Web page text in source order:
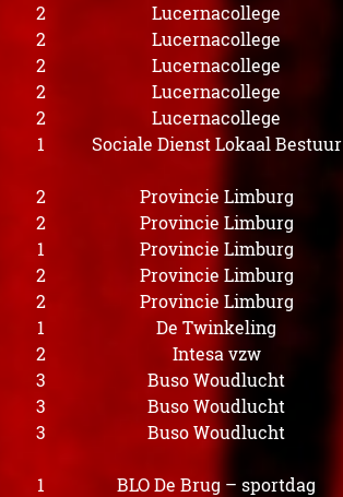
2 Lucernacollege
2 Lucernacollege
2 Lucernacollege
2 Lucernacollege
2 Lucernacollege
1 Sociale Dienst Lokaal Bestuur
2 Provincie Limburg
2 Provincie Limburg
1 Provincie Limburg
2 Provincie Limburg
2 Provincie Limburg
1 De Twinkeling
2 Intesa vzw
3 Buso Woudlucht
3 Buso Woudlucht
3 Buso Woudlucht
1 BLO De Brug – sportdag